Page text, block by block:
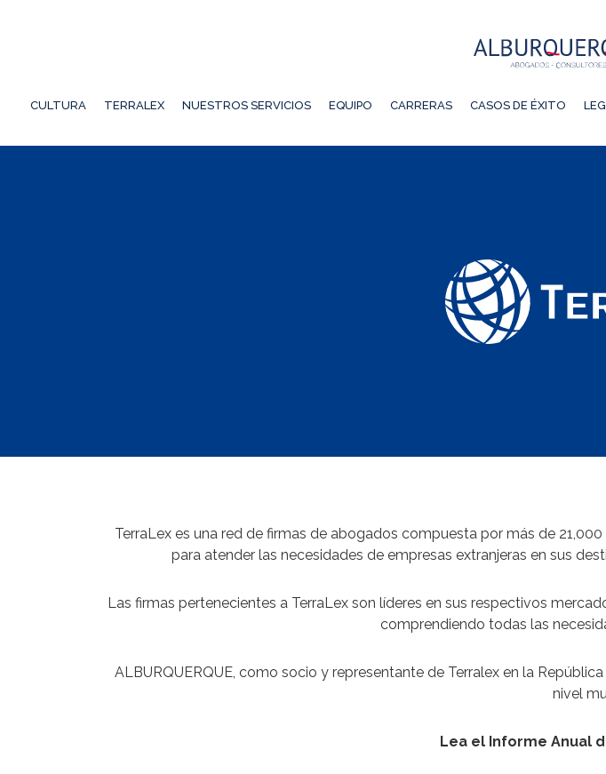
CULTURA TERRALEX NUESTROS SERVICIOS EQUIPO CARRERAS CASOS DE ÉXITO
TerraLex es una red de firmas de abogados compuesta por más de
para atender las necesidades de empresas extranjeras en sus
Las firmas pertenecientes a TerraLex son líderes en sus respectivos
comprendiendo todas las
ALBURQUERQUE, como socio y representante de Terralex en la
nivel
Lea el Informe Anual